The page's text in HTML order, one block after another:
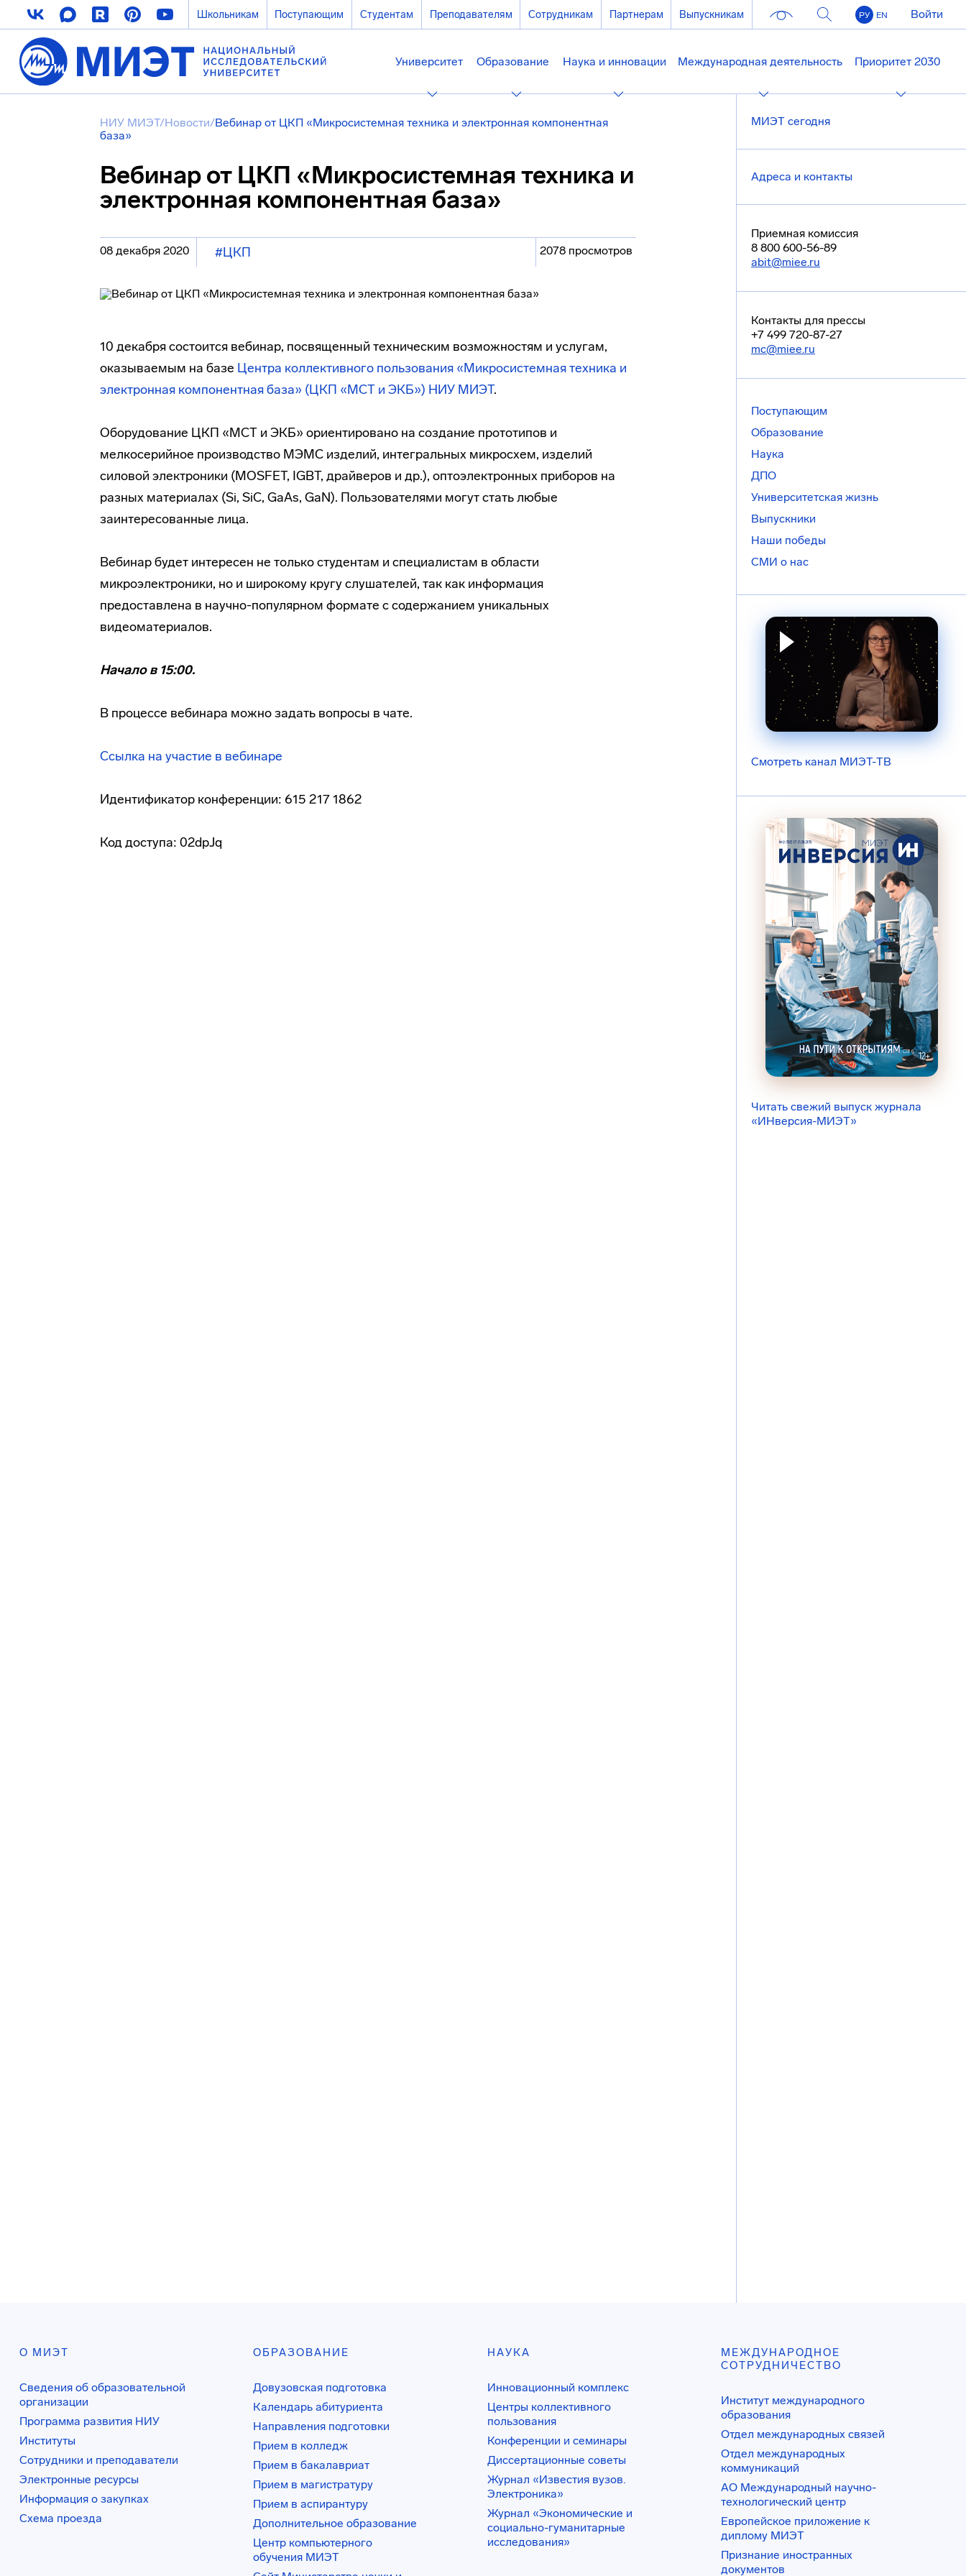
Школьникам Поступающим Студентам Преподавателям Сотрудникам Партнерам Выпускникам РУ EN Войти
Университет Образование Наука и инновации Международная деятельность Приоритет 2030
НИУ МИЭТ/Новости/Вебинар от ЦКП «Микросистемная техника и электронная компонентная
база»
Вебинар от ЦКП «Микросистемная техника и
электронная компонентная база»
08 декабря 2020 #ЦКП 2078 просмотров
10 декабря состоится вебинар, посвященный техническим возможностям и услугам,
оказываемым на базе Центра коллективного пользования «Микросистемная техника и
электронная компонентная база» (ЦКП «МСТ и ЭКБ») НИУ МИЭТ.
Оборудование ЦКП «МСТ и ЭКБ» ориентировано на создание прототипов и
мелкосерийное производство МЭМС изделий, интегральных микросхем, изделий
силовой электроники (MOSFET, IGBT, драйверов и др.), оптоэлектронных приборов на
разных материалах (Si, SiC, GaAs, GaN). Пользователями могут стать любые
заинтересованные лица.
Вебинар будет интересен не только студентам и специалистам в области
микроэлектроники, но и широкому кругу слушателей, так как информация
предоставлена в научно-популярном формате с содержанием уникальных
видеоматериалов.
Начало в 15:00.
В процессе вебинара можно задать вопросы в чате.
Ссылка на участие в вебинаре
Идентификатор конференции: 615 217 1862
Код доступа: 02dpJq
МИЭТ сегодня
Адреса и контакты
Приемная комиссия
8 800 600-56-89
abit@miee.ru
Контакты для прессы
+7 499 720-87-27
mc@miee.ru
Поступающим
Образование
Наука
ДПО
Университетская жизнь
Выпускники
Наши победы
СМИ о нас
Смотреть канал МИЭТ-ТВ
Читать свежий выпуск журнала
«ИНверсия-МИЭТ»
О МИЭТ
Сведения об образовательной
организации
Программа развития НИУ
Институты
Сотрудники и преподаватели
Электронные ресурсы
Информация о закупках
Схема проезда
ОБРАЗОВАНИЕ
Довузовская подготовка
Календарь абитуриента
Направления подготовки
Прием в колледж
Прием в бакалавриат
Прием в магистратуру
Прием в аспирантуру
Дополнительное образование
Центр компьютерного
обучения МИЭТ
НАУКА
Инновационный комплекс
Центры коллективного
пользования
Конференции и семинары
Диссертационные советы
Журнал «Известия вузов.
Электроника»
Журнал «Экономические и
социально-гуманитарные
исследования»
МЕЖДУНАРОДНОЕ
СОТРУДНИЧЕСТВО
Институт международного
образования
Отдел международных связей
Отдел международных
коммуникаций
АО Международный научно-
технологический центр
Европейское приложение к
диплому МИЭТ
Признание иностранных
документов